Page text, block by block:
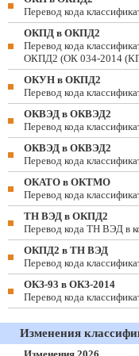
Перевод кода
ОКПД в ОКПД2
Перевод кода
ОКПД2 (ОК 034-2014
ОКУН в ОКПД2
Перевод кода
ОКВЭД в ОКВЭД2
Перевод кода
ОКВЭД в ОКВЭД2
Перевод кода
ОКАТО в ОКТМО
Перевод кода
ТН ВЭД в ОКПД2
Перевод кода ТН ВЭД в
ОКПД2 в ТН ВЭД
Перевод кода
ОКЗ-93 в ОКЗ-2014
Перевод кода
Изменения